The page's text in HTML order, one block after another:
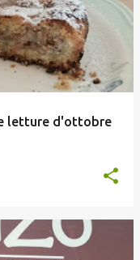
letture d'ottobre